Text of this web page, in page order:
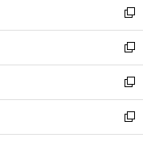
く
で
開
く
ド
ウ
で
開
く
ィ
ン
ド
ウ
で
開
く
い
ウ
ィ
ン
ド
ウ
で
開
新
し
い
ウ
ィ
ン
ド
ウ
新
し
い
ウ
ィ
ン
新
し
い
ウ
新
し